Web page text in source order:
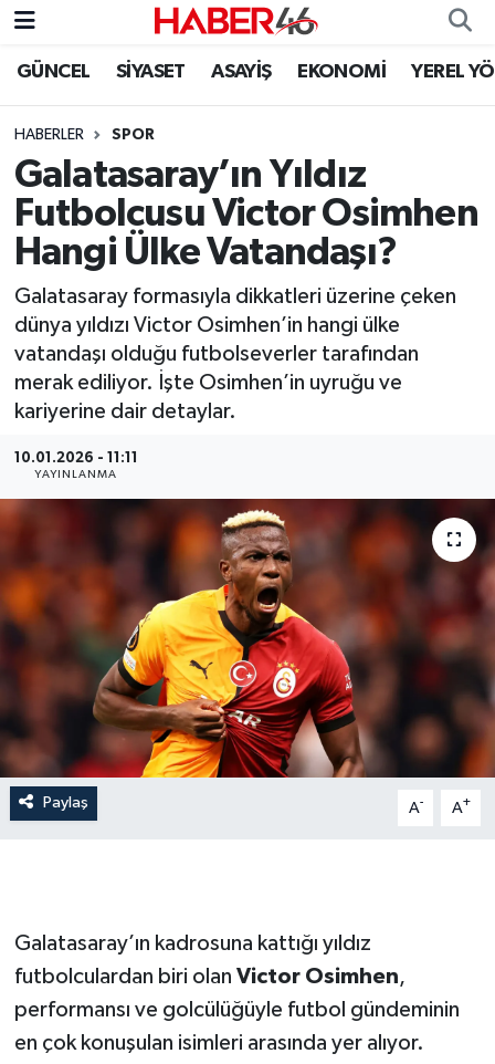
GÜNCEL SİYASET ASAYİŞ EKONOMİ YEREL
HABERLER SPOR
Galatasaray’ın Yıldız
Futbolcusu Victor Osimhen
Hangi Ülke Vatandaşı?
Galatasaray formasıyla dikkatleri üzerine çeken
dünya yıldızı Victor Osimhen’in hangi ülke
vatandaşı olduğu futbolseverler tarafından
merak ediliyor. İşte Osimhen’in uyruğu ve
kariyerine dair detaylar.
10.01.2026 - 11:11
YAYINLANMA
Paylaş A- A+
Galatasaray’ın kadrosuna kattığı yıldız
futbolculardan biri olan Victor Osimhen,
performansı ve golcülüğüyle futbol gündeminin
en çok konuşulan isimleri arasında yer alıyor.
GÜNCEL
SİYASET
EKONOMİ
SPOR
YAŞAM
TEKNOLOJİ
SAĞLIK
EĞİTİM
İLÇE HABERLERİ
KÜLTÜR-SANAT
DÜNYA
ROPORTAJ
MAGAZİN
MEDYA
SEÇİM 2011
Nöbetçi Eczaneler
Hava Durumu
Kahramanmaraş Namaz Vakitleri
Trafik Durumu
Süper Lig Puan Durumu ve Fikstür
Tüm Manşetler
Son Dakika Haberleri
Haber Arşivi